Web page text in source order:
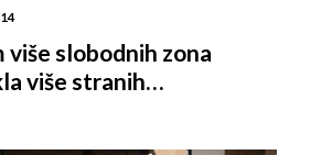
14
više slobodnih zona
više stranih